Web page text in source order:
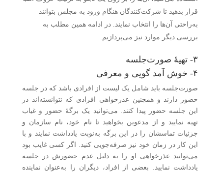
قرار بدهید تا شرکت‌کنندگان هنگام ورود به مجلس بتوانند
به‌راحتی آن‌ها را انتخاب نمایند. در ادامه همین مطلب به
بررسی دیگر موارد نیز می‌پردازیم.
۳- تهیهٔ صورت‌جلسه
۴- خوش آمد گویی و معرفی
صورت‌جلسه باید شامل یک لیست از افرادی باشد که در جلسه
حضور دارند و همچنین عذرخواهی افرادی که نتوانسته‌اند در
این جلسه حضور پیدا کنند. می‌توانید یک برگهٔ حضور و غیاب
تهیه نمایید و از مدعوین بخواهید تا نام خود، نام سازمان و
جزئیات تماسشان را در این برگه به‌نوبت یادداشت نمایند و با
این کار در زمان خود نیز صرفه‌جویی کنید. اگر کسی غایب بود
می‌توانید عذرخواهی او را به دلیل عدم حضورش در جلسه
یادداشت نمایید. بعضی از افراد، دیگران را به‌عنوان نماینده